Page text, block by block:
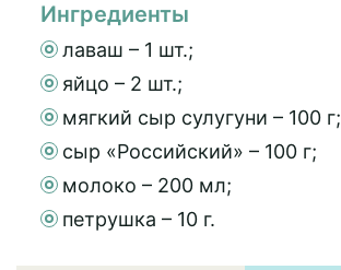
Ингредиенты
лаваш – 1 шт.;
яйцо – 2 шт.;
мягкий сыр сулугуни – 100 г;
сыр «Российский» – 100 г;
молоко – 200 мл;
петрушка – 10 г.